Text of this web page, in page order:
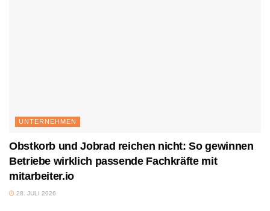
UNTERNEHMEN
Obstkorb und Jobrad reichen nicht: So gewinnen
Betriebe wirklich passende Fachkräfte mit
mitarbeiter.io
28. JULI 2026